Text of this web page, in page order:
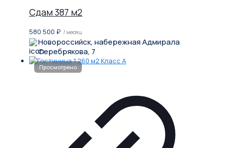
Сдам 387 м2
580 500 ₽ / месяц
Новороссийск, набережная Адмирала
Серебрякова, 7